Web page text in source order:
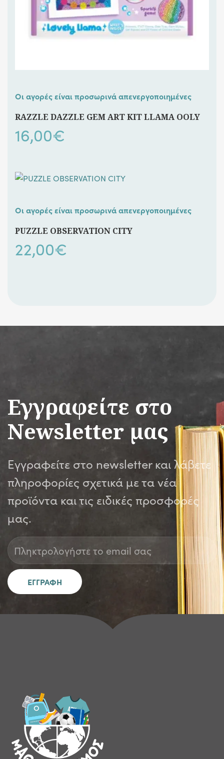
Οι αγορές είναι προσωρινά απενεργοποιημένες
RAZZLE DAZZLE GEM ART KIT LLAMA OOLY
16,00€
Οι αγορές είναι προσωρινά απενεργοποιημένες
PUZZLE OBSERVATION CITY
22,00€
Εγγραφείτε στο
Newsletter μας
Εγγραφείτε στο newsletter και λάβετε
πληροφορίες σχετικά με τα νέα
προϊόντα και τις ειδικές προσφορές
μας.